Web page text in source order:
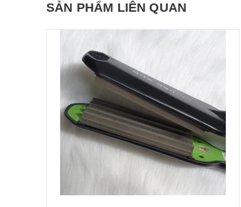
SẢN PHẨM LIÊN QUAN